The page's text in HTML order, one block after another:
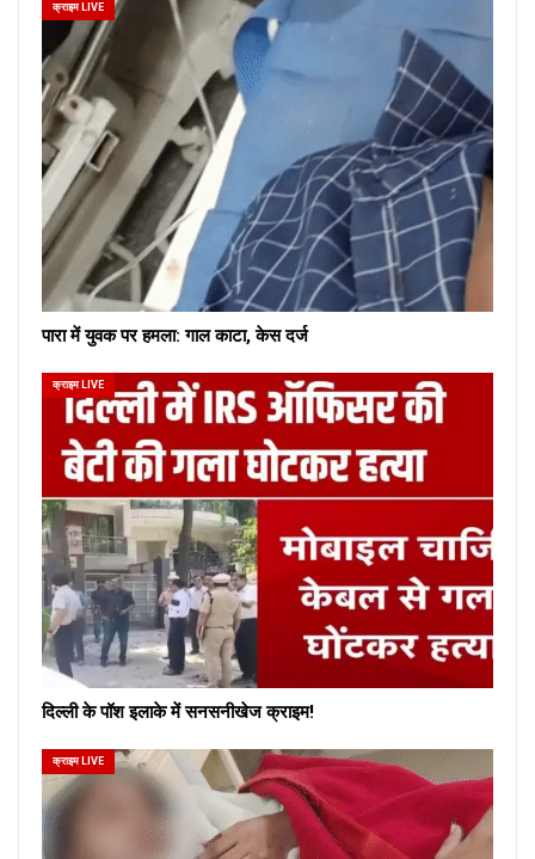
क्राइम LIVE
पारा में युवक पर हमला: गाल काटा, केस दर्ज
क्राइम LIVE
दिल्ली के पॉश इलाके में सनसनीखेज क्राइम!
क्राइम LIVE